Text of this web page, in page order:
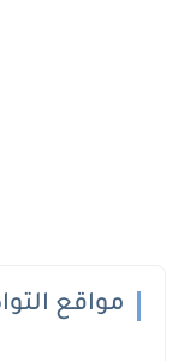
مواقع